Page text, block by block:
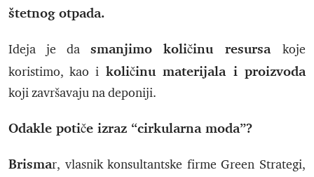
štetnog otpada.
Ideja je da smanjimo količinu resursa koje
koristimo, kao ikoličinu materijala i proizvoda
koji završavaju na deponiji.
Odakle potiče izraz “cirkularna moda”?
Brismar, vlasnik konsultantske firme Green Strategi,